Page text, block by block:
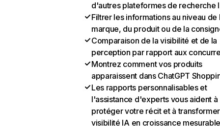
d'autres plateformes de recherche
Filtrer les informations au niveau de
marque, du produit ou de la
Comparaison de la visibilité et de la
perception par rapport aux
Montrez comment vos produits
apparaissent dans ChatGPT
Les rapports personnalisables et
l'assistance d'experts vous aident à
protéger votre récit et à
visibilité IA en croissance